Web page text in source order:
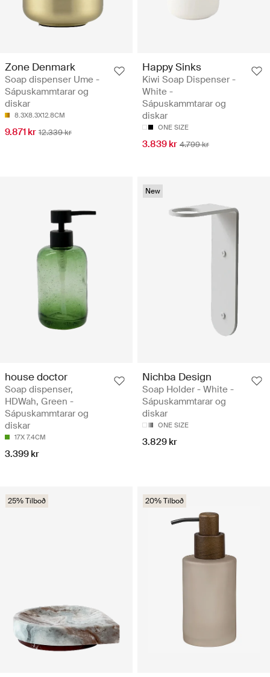
Zone Denmark
Soap dispenser Ume -
Sápuskammtarar og
diskar
8.3X8.3X12.8CM
9.871 kr 12.339 kr
Happy Sinks
Kiwi Soap Dispenser -
White -
Sápuskammtarar og
diskar
ONE SIZE
3.839 kr 4.799 kr
house doctor
Soap dispenser,
HDWah, Green -
Sápuskammtarar og
diskar
17X 7.4CM
3.399 kr
New
Nichba Design
Soap Holder - White -
Sápuskammtarar og
diskar
ONE SIZE
3.829 kr
25% Tilboð 20% Tilboð